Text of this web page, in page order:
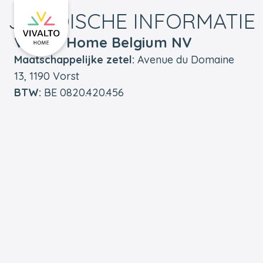
Terug naar de startpagina
JURIDISCHE INFORMATIE
Vivalto Home Belgium NV
Maatschappelijke zetel: Avenue du Domaine
13, 1190 Vorst
BTW: BE 0820.420.456